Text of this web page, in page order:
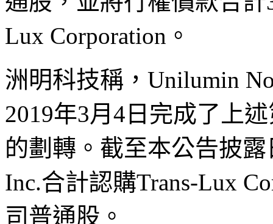
Lux Corporation。
洲明科技稱，Unilumin
2019年3月4日完成了上
的劃轉。截至本公告披
Inc.合計認購Trans-Lux
司普通股。